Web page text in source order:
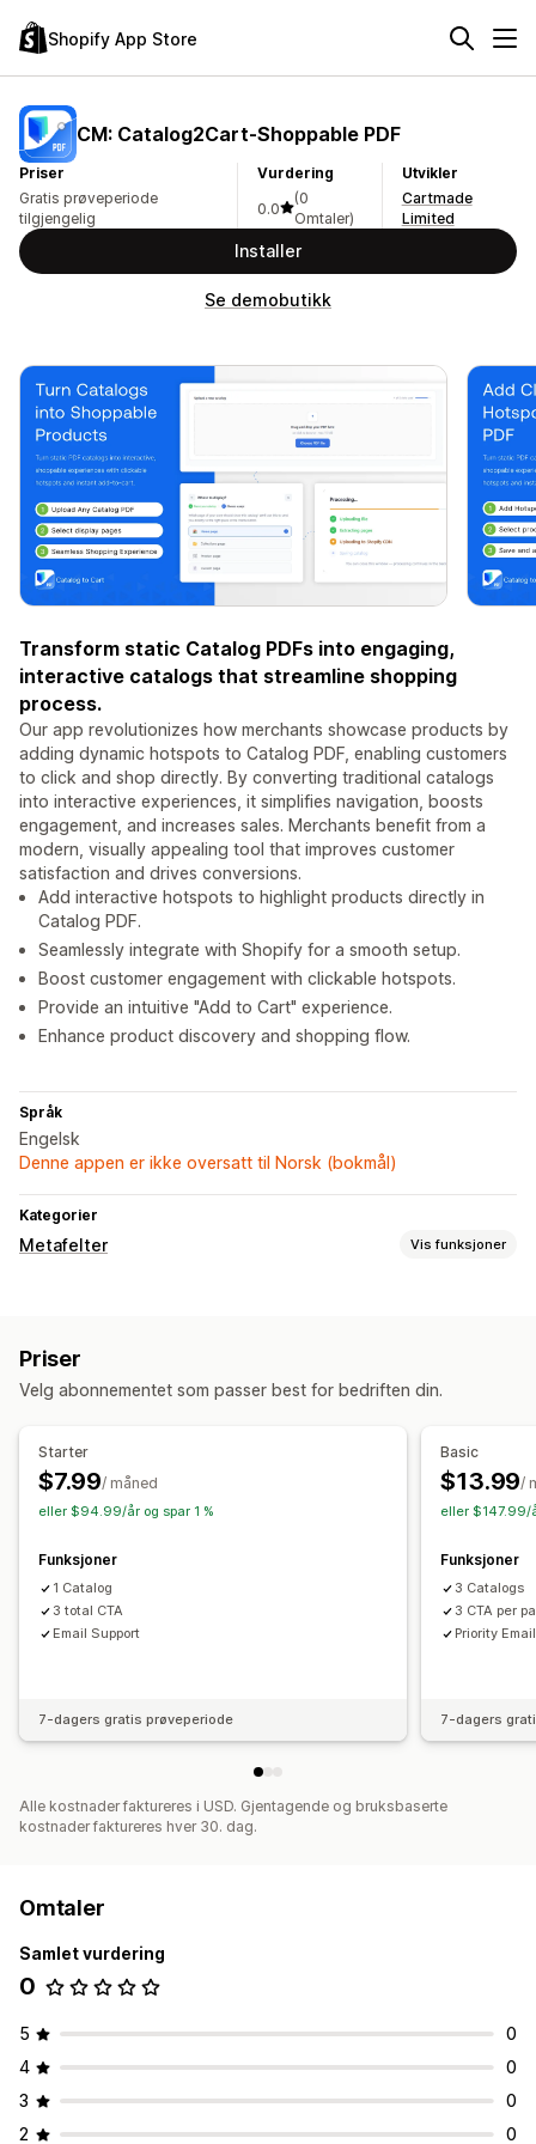
Shopify App Store
CM: Catalog2Cart‑Shoppable PDF
Priser
Gratis prøveperiode
tilgjengelig
Vurdering
0.0
(0
Omtaler)
Utvikler
Cartmade
Limited
Installer
Se demobutikk
Transform static Catalog PDFs into engaging,
interactive catalogs that streamline shopping
process.
Our app revolutionizes how merchants showcase products by
adding dynamic hotspots to Catalog PDF, enabling customers
to click and shop directly. By converting traditional catalogs
into interactive experiences, it simplifies navigation, boosts
engagement, and increases sales. Merchants benefit from a
modern, visually appealing tool that improves customer
satisfaction and drives conversions.
Add interactive hotspots to highlight products directly in
Catalog PDF.
Seamlessly integrate with Shopify for a smooth setup.
Boost customer engagement with clickable hotspots.
Provide an intuitive "Add to Cart" experience.
Enhance product discovery and shopping flow.
Språk
Engelsk
Denne appen er ikke oversatt til Norsk (bokmål)
Kategorier
Metafelter Vis funksjoner
Priser
Velg abonnementet som passer best for bedriften din.
Starter
$7.99/ måned
eller $94.99/år og spar 1 %
Funksjoner
1 Catalog
3 total CTA
Email Support
7-dagers gratis prøveperiode
Basic
$13.99/
eller $147.99/
Funksjoner
3 Catalogs
3 CTA per
Priority
7-dagers
Alle kostnader faktureres i USD. Gjentagende og bruksbaserte
kostnader faktureres hver 30. dag.
Omtaler
Samlet vurdering
0
5
0
4
0
3
0
2
0